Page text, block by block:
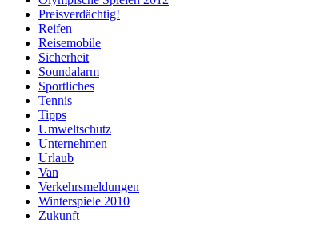
Preisverdächtig!
Reifen
Reisemobile
Sicherheit
Soundalarm
Sportliches
Tennis
Tipps
Umweltschutz
Unternehmen
Urlaub
Van
Verkehrsmeldungen
Winterspiele 2010
Zukunft